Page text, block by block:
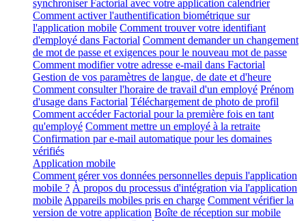
synchroniser Factorial avec votre application calendrier
Comment activer l'authentification biométrique sur
l'application mobile Comment trouver votre identifiant
d'employé dans Factorial Comment demander un changement
de mot de passe et exigences pour le nouveau mot de passe
Comment modifier votre adresse e-mail dans Factorial
Gestion de vos paramètres de langue, de date et d'heure
Comment consulter l'horaire de travail d'un employé Prénom
d'usage dans Factorial Téléchargement de photo de profil
Comment accéder Factorial pour la première fois en tant
qu'employé Comment mettre un employé à la retraite
Confirmation par e-mail automatique pour les domaines
vérifiés
Application mobile
Comment gérer vos données personnelles depuis l'application
mobile ? À propos du processus d'intégration via l'application
mobile Appareils mobiles pris en charge Comment vérifier la
version de votre application Boîte de réception sur mobile